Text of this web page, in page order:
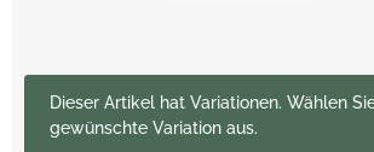
xDieser Artikel hat Variationen. Wählen
gewünschte Variation aus.